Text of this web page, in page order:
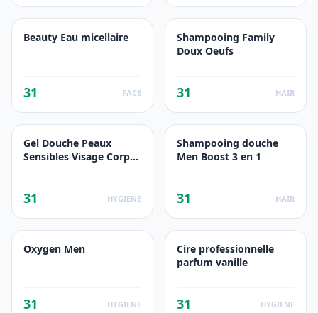
Beauty Eau micellaire
31 FACE
Shampooing Family
Doux Oeufs
31 HAIR
Gel Douche Peaux
Sensibles Visage Corps
31 HYGIENE
Shampooing douche
Men Boost 3 en 1
31 HAIR
Oxygen Men
31 HYGIENE
Cire professionnelle
parfum vanille
31 HYGIENE